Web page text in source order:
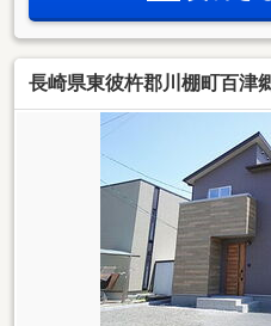
長崎県東彼杵郡川棚町百津